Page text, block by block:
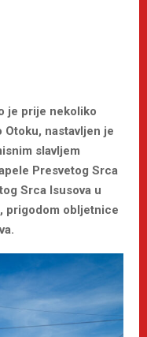
je prije nekoliko
Otoku, nastavljen je
slavljem
Presvetog Srca
Srca Isusova u
prigodom obljetnice